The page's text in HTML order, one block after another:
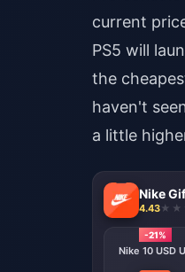
current
PS5 will
the
haven't
a little
Nike
4.43
-21%
Nike 10 USD